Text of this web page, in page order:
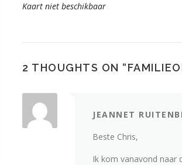
Kaart niet beschikbaar
2 THOUGHTS ON “
JEANNET
Beste Chris,
Ik kom vanavond naar